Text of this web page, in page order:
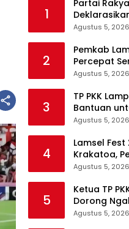
1
Partai
Prabowo di
Agustus 5, 2026
2
Pemkab
Percepat
Lewat
Agustus 5, 2026
3
TP PKK
Bantuan
Stunting di
Agustus 5, 2026
4
Lamsel
Krakatoa,
Selatan
Agustus 5, 2026
5
Ketua TP
Dorong
Balinuraga
Agustus 5, 2026